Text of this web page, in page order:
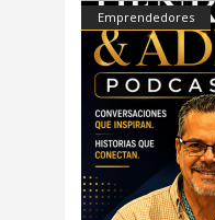
Emprendedores